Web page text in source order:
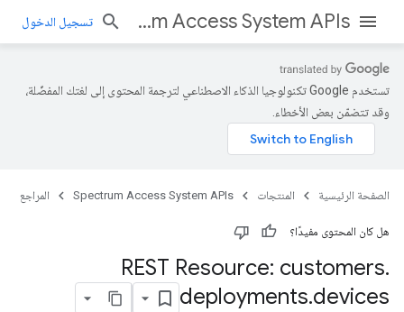
Spectrum Access System APIs تسجيل الدخول
تستخدم Google تكنولوجيا الذكاء الاصطناعي لترجمة المحتوى إلى لغتك المفضّلة،
وقد تتضمّن بعض الأخطاء.
الصفحة الرئيسية المنتجات Spectrum Access System APIs المراجع
هل كان المحتوى مفيدًا؟
REST Resource: customers.
deployments.devices